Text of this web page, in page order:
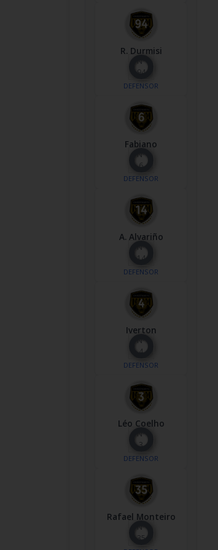
R. Durmisi
Nº
94
DEFENSOR
Fabiano
Nº
6
DEFENSOR
A. Alvariño
Nº
14
DEFENSOR
Iverton
Nº
4
DEFENSOR
Léo Coelho
Nº
3
DEFENSOR
Rafael Monteiro
Nº
35